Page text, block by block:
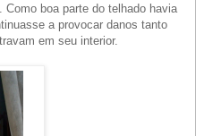
boa parte do telhado havia
a provocar danos tanto
em seu interior.